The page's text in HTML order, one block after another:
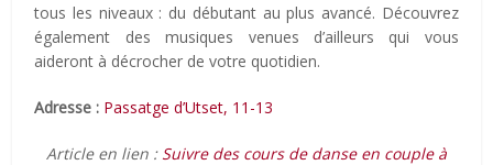
tous les niveaux : du débutant au plus avancé. Découvrez
également des musiques venues d’ailleurs qui vous
aideront à décrocher de votre quotidien.
Adresse : Passatge d’Utset, 11-13
Article en lien : Suivre des cours de danse en couple à